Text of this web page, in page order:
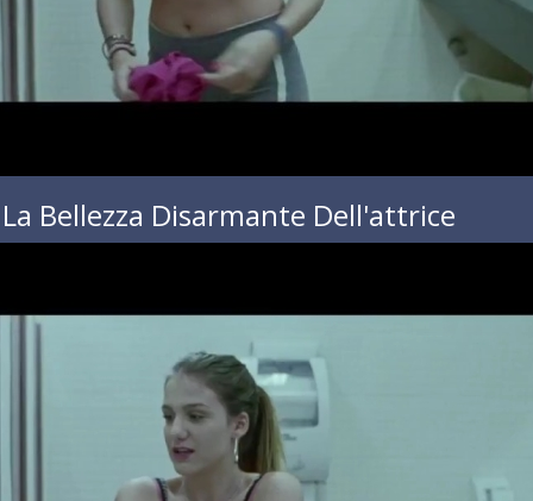
La Bellezza Disarmante Dell'attrice